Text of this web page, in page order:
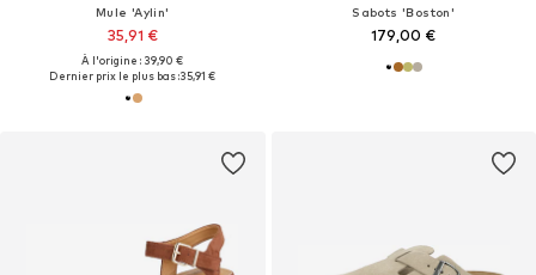
Mule 'Aylin'
35,91 €
À l'origine : 39,90 €
Dernier prix le plus bas :35,91 €
Sabots 'Boston'
179,00 €